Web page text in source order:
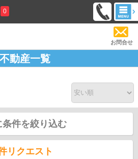
0
お問合せ
動産一覧
条件を絞り込む
リクエスト